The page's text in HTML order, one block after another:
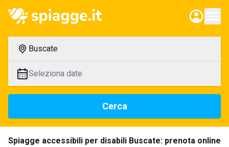
Buscate
Seleziona date
Cerca
Spiagge accessibili per disabili Buscate: prenota online